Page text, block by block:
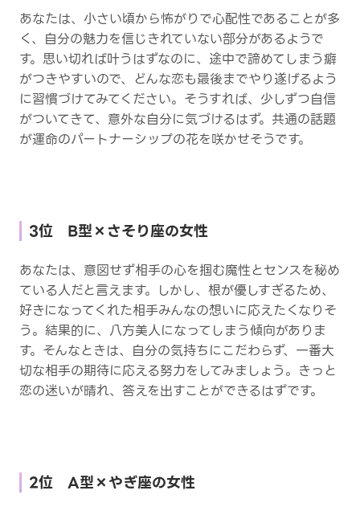
あなたは、小さい頃から怖がりで心配性であることが多
く、自分の魅力を信じきれていない部分があるようで
す。思い切れば叶うはずなのに、途中で諦めてしまう癖
がつきやすいので、どんな恋も最後までやり遂げるよう
に習慣づけてみてください。そうすれば、少しずつ自信
がついてきて、意外な自分に気づけるはず。共通の話題
が運命のパートナーシップの花を咲かせそうです。
3位 B型×さそり座の女性
あなたは、意図せず相手の心を掴む魔性とセンスを秘め
ている人だと言えます。しかし、根が優しすぎるため、
好きになってくれた相手みんなの想いに応えたくなりそ
う。結果的に、八方美人になってしまう傾向がありま
す。そんなときは、自分の気持ちにこだわらず、一番大
切な相手の期待に応える努力をしてみましょう。きっと
恋の迷いが晴れ、答えを出すことができるはずです。
2位 A型×やぎ座の女性